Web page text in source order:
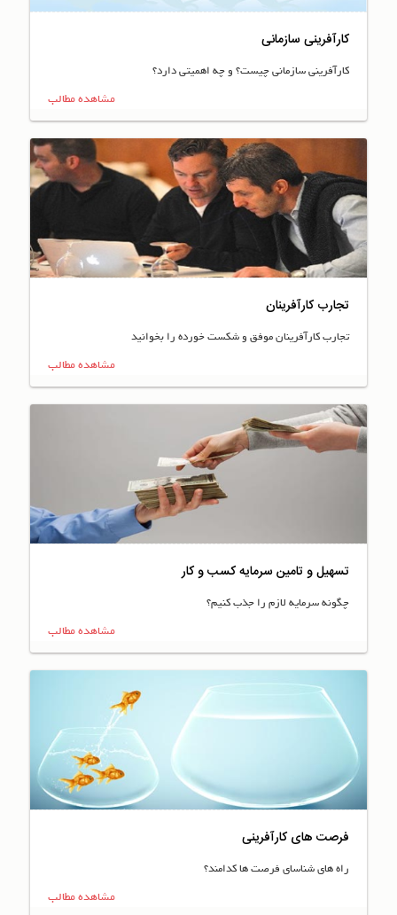
کارآفرینی سازمانی
کارآفرینی سازمانی چیست؟ و چه اهمیتی دارد؟
مشاهده مطالب
تجارب کارآفرینان
تجارب کارآفرینان موفق و شکست خورده را بخوانید
مشاهده مطالب
تسهیل و تامین سرمایه کسب و کار
چگونه سرمایه لازم را جذب کنیم؟
مشاهده مطالب
فرصت های کارآفرینی
راه های شناسای فرصت ها کدامند؟
مشاهده مطالب